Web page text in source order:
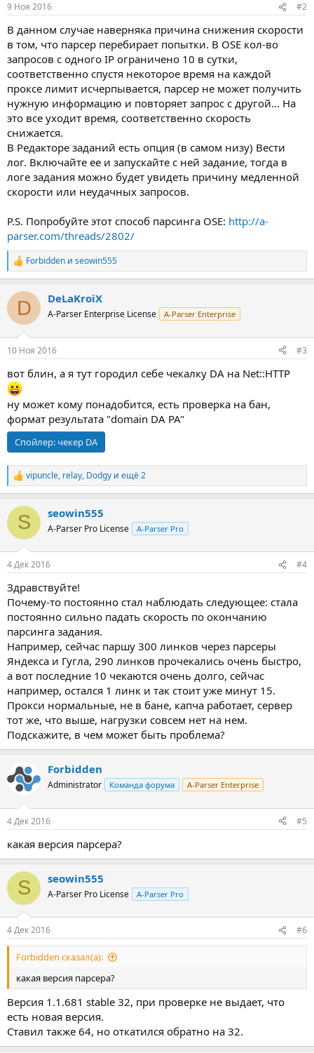
9 Ноя 2016 #2
В данном случае наверняка причина снижения скорости
в том, что парсер перебирает попытки. В OSE кол-во
запросов с одного IP ограничено 10 в сутки,
соответственно спустя некоторое время на каждой
проксе лимит исчерпывается, парсер не может получить
нужную информацию и повторяет запрос с другой... На
это все уходит время, соответственно скорость
снижается.
В Редакторе заданий есть опция (в самом низу) Вести
лог. Включайте ее и запускайте с ней задание, тогда в
логе задания можно будет увидеть причину медленной
скорости или неудачных запросов.
P.S. Попробуйте этот способ парсинга OSE: http://a-
parser.com/threads/2802/
Р
е
к
и
Forbidden и seowin555
D DeLaKroiX
A-Parser Enterprise License A-Parser Enterprise
10 Ноя 2016 #3
вот блин, а я тут городил себе чекалку DA на Net::HTTP
ну может кому понадобится, есть проверка на бан,
формат результата "domain DA PA"
Спойлер: чекер DA
Р
е
к
и
vipuncle, relay, Dodgy и ещё 2
S seowin555
A-Parser Pro License A-Parser Pro
4 Дек 2016 #4
Здравствуйте!
Почему-то постоянно стал наблюдать следующее: стала
постоянно сильно падать скорость по окончанию
парсинга задания.
Например, сейчас паршу 300 линков через парсеры
Яндекса и Гугла, 290 линков прочекались очень быстро,
а вот последние 10 чекаются очень долго, сейчас
например, остался 1 линк и так стоит уже минут 15.
Прокси нормальные, не в бане, капча работает, сервер
тот же, что выше, нагрузки совсем нет на нем.
Подскажите, в чем может быть проблема?
Forbidden
Administrator Команда форума A-Parser Enterprise
4 Дек 2016 #5
какая версия парсера?
S seowin555
A-Parser Pro License A-Parser Pro
4 Дек 2016 #6
Forbidden сказал(а):
какая версия парсера?
Версия 1.1.681 stable 32, при проверке не выдает, что
есть новая версия.
Ставил также 64, но откатился обратно на 32.